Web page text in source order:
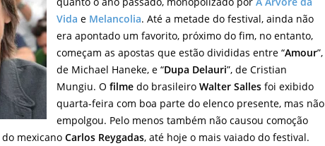
Vida e Melancolia. Até a metade do festival, ainda não
era apontado um favorito, próximo do fim, no entanto,
começam as apostas que estão divididas entre “Amour”,
de Michael Haneke, e “Dupa Delauri”, de Cristian
Mungiu. Ofilme do brasileiroWalter Salles foi exibido
quarta-feira com boa parte do elenco presente, mas não
empolgou. Pelo menos também não causou comoção
do mexicanoCarlos Reygadas, até hoje o mais vaiado do festival.